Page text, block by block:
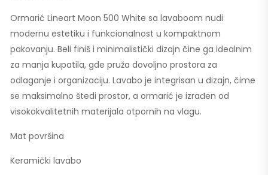
Ormarić Lineart Moon 500 White sa lavaboom nudi
modernu estetiku i funkcionalnost u kompaktnom
pakovanju. Beli finiš i minimalistički dizajn čine ga idealnim
za manja kupatila, gde pruža dovoljno prostora za
odlaganje i organizaciju. Lavabo je integrisan u dizajn, čime
se maksimalno štedi prostor, a ormarić je izrađen od
visokokvalitetnih materijala otpornih na vlagu.
Mat površina
Keramički lavabo